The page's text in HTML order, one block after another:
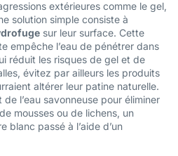
extérieures comme le gel,
solution simple consiste à
sur leur surface. Cette
empêche l’eau de pénétrer dans
réduit les risques de gel et de
évitez par ailleurs les produits
altérer leur patine naturelle.
l’eau savonneuse pour éliminer
mousses ou de lichens, un
blanc passé à l’aide d’un